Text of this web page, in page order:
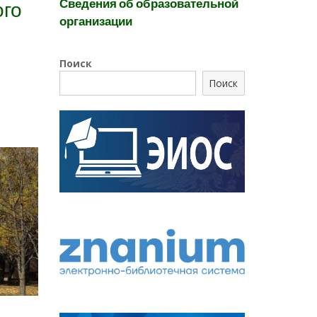
Сведения об образовательной
организации
Поиск
Поиск